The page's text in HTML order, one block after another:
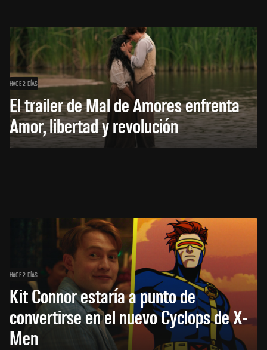
HACE 2 DÍAS
El trailer de Mal de Amores enfrenta
Amor, libertad y revolución
HACE 2 DÍAS
Kit Connor estaría a punto de
convertirse en el nuevo Cyclops de X-
Men